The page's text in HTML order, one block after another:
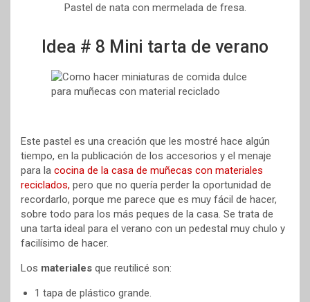
Pastel de nata con mermelada de fresa.
Idea # 8 Mini tarta de verano
Este pastel es una creación que les mostré hace algún
tiempo, en la publicación de los accesorios y el menaje
para la cocina de la casa de muñecas con materiales
reciclados, pero que no quería perder la oportunidad de
recordarlo, porque me parece que es muy fácil de hacer,
sobre todo para los más peques de la casa. Se trata de
una tarta ideal para el verano con un pedestal muy chulo y
facilísimo de hacer.
Los materiales que reutilicé son:
1 tapa de plástico grande.